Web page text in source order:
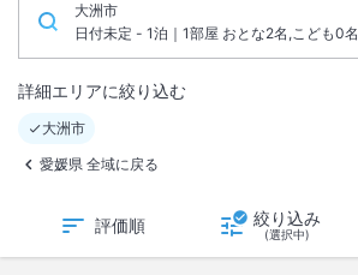
大洲市
日付未定 - 1泊｜1部屋 おとな2名,こども0名
詳細エリアに絞り込む
大洲市
愛媛県 全域に戻る
評価順 絞り込み
(選択中)